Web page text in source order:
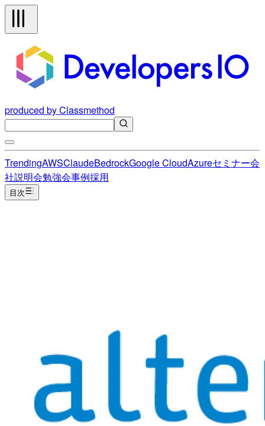
produced by Classmethod
TrendingAWSClaudeBedrockGoogle CloudAzureセミナー会
社説明会勉強会事例採用
目次